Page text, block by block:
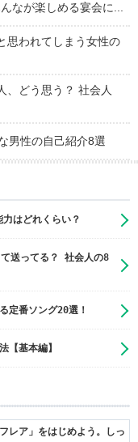
なが楽しめる宴会に...
思われてしまう女性の
、どう思う？ 社会人
男性の自己紹介8選
はどれくらい？
送ってる？ 社会人の8
定番ソング20選！
基本編】
レア」をはじめよう。しっ